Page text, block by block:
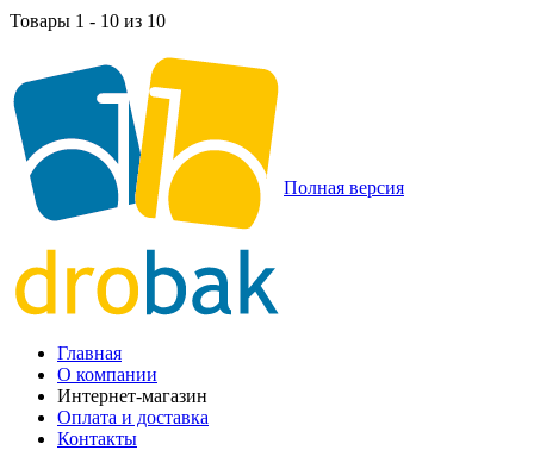
Товары 1 - 10 из 10
Полная версия
Главная
О компании
Интернет-магазин
Оплата и доставка
Контакты